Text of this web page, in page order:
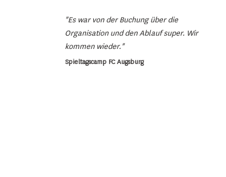
"Es war von der Buchung über die
Organisation und den Ablauf super. Wir
kommen wieder."
Spieltagscamp FC Augsburg